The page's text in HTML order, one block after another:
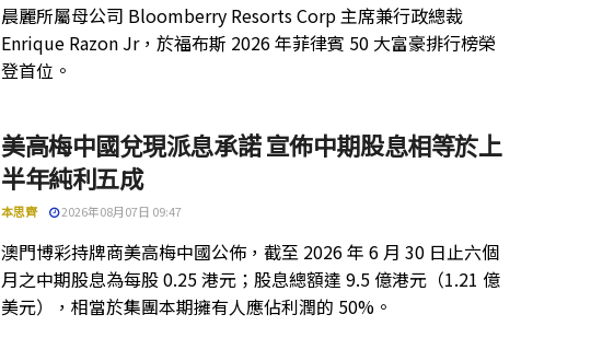
晨麗所屬母公司 Bloomberry Resorts Corp 主席兼行政總裁
Enrique Razon Jr，於福布斯 2026 年菲律賓 50 大富豪排行榜榮
登首位。
美高梅中國兌現派息承諾 宣佈中期股息相等於上
半年純利五成
本思齊 2026年08月07日 09:47
澳門博彩持牌商美高梅中國公佈，截至 2026 年 6 月 30 日止六個
月之中期股息為每股 0.25 港元；股息總額達 9.5 億港元（1.21 億
美元），相當於集團本期擁有人應佔利潤的 50%。